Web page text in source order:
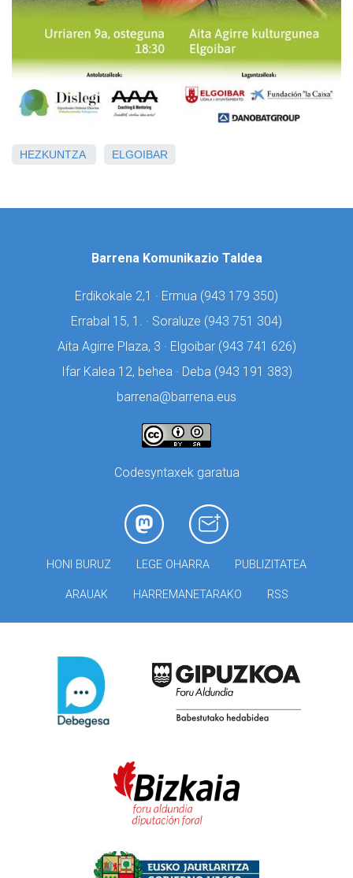
HEZKUNTZA ELGOIBAR
Barrena Komunikazio Taldea
Erdikokale 2,1 · Ermua (943 179 350)
Errabal 15, 1. · Soraluze (943 751 304)
Aita Agirre Plaza, 3 · Elgoibar (943 741 626)
Ifar Kalea 12, behea · Deba (943 191 383)
barrena@barrena.eus
Codesyntaxek garatua
HONI BURUZ LEGE OHARRA PUBLIZITATEA
ARAUAK HARREMANETARAKO RSS